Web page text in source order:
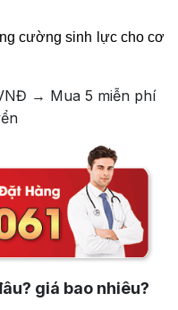
cường sinh lực cho cơ
→ Mua 5 miễn phí
giá bao nhiêu?